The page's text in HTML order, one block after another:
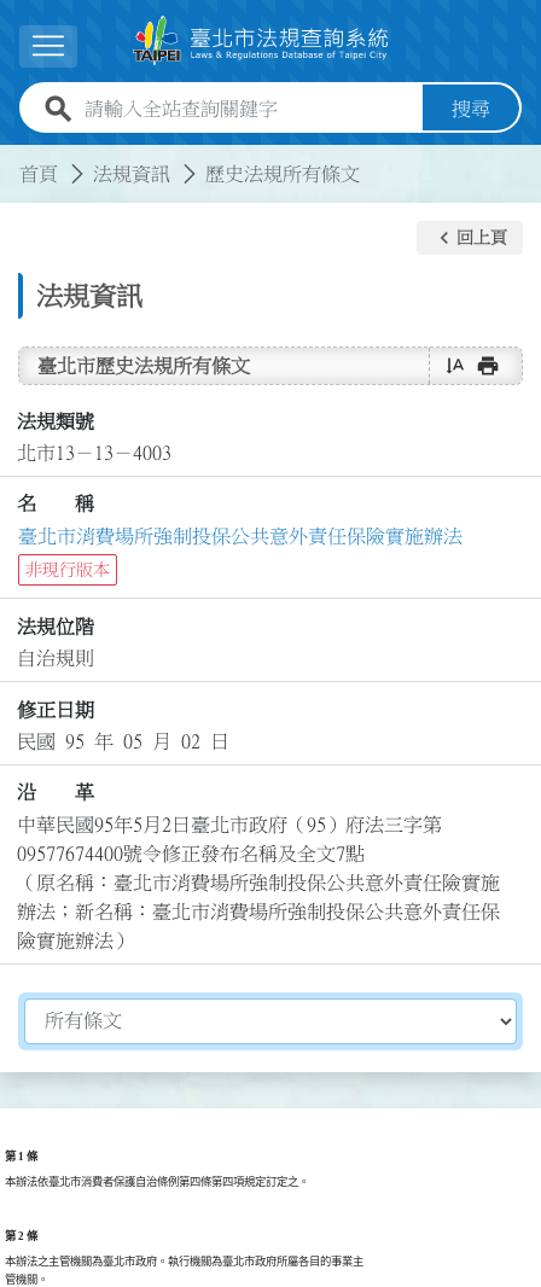
展開選單
全站查詢關鍵字欄位 搜尋
首頁 法規資訊 歷史法規所有條文
法規資訊
keyboard_arrow_left 回上頁
臺北市歷史法規所有條文 text_rotate_vertical print
法規類號
北市13－13－4003
名 稱
臺北市消費場所強制投保公共意外責任保險實施辦法
非現行版本
法規位階
自治規則
修正日期
民國 95 年 05 月 02 日
沿 革
中華民國95年5月2日臺北市政府（95）府法三字第
09577674400號令修正發布名稱及全文7點
（原名稱：臺北市消費場所強制投保公共意外責任險實施
辦法；新名稱：臺北市消費場所強制投保公共意外責任保
險實施辦法）
切換選擇法規資訊內容
第 1 條
本辦法依臺北市消費者保護自治條例第四條第四項規定訂定之。
第 2 條
本辦法之主管機關為臺北市政府。執行機關為臺北市政府所屬各目的事業主
管機關。